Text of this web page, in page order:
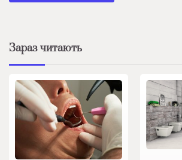
Зараз читають